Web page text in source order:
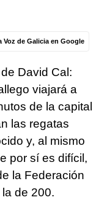
Voz de Galicia en Google
David Cal:
viajará a
de la capital
las regatas
y, al mismo
por sí es difícil,
la Federación
de 200.